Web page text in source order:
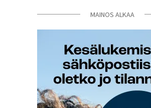
MAINOS ALKAA